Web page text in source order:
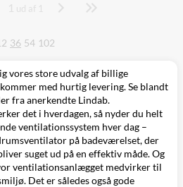
Side
1 ud af 1
36 54 102
vores store udvalg af billige
med hurtig levering. Se blandt
fra anerkendte Lindab.
det i hverdagen, så nyder du helt
ventilationssystem hver dag –
på badeværelset, der
suget ud på en effektiv måde. Og
ventilationsanlægget medvirker til
Det er således også gode